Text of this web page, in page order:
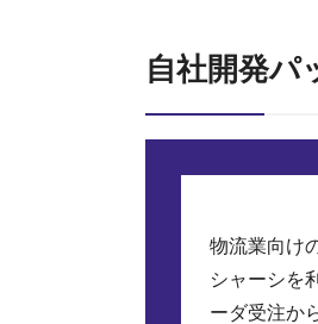
自社開発
物流業向け
シャーシを
ーダ受注か